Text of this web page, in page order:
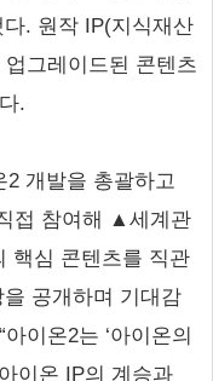
. 원작 IP(지식재산
그레이드된 콘텐츠
.
2 개발을 총괄하고
접 참여해 ▲세계관
심 콘텐츠를 직관
공개하며 기대감
이온2는 ‘아이온의
이온 IP의 계승과